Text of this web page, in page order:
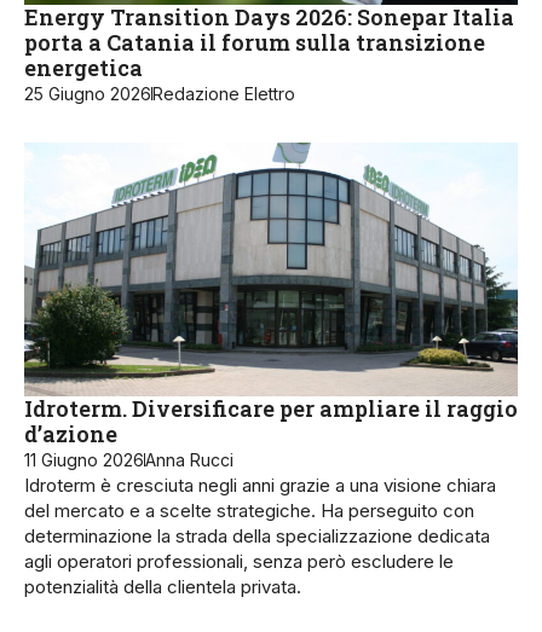
Energy Transition Days 2026: Sonepar Italia
porta a Catania il forum sulla transizione
energetica
25 Giugno 2026Redazione Elettro
Idroterm. Diversificare per ampliare il raggio
d’azione
11 Giugno 2026Anna Rucci
Idroterm è cresciuta negli anni grazie a una visione chiara
del mercato e a scelte strategiche. Ha perseguito con
determinazione la strada della specializzazione dedicata
agli operatori professionali, senza però escludere le
potenzialità della clientela privata.